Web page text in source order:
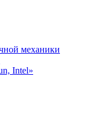
механики
Intel»